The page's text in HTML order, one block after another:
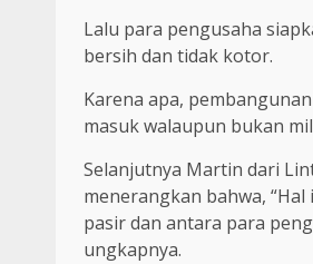
Lalu para pengusaha
bersih dan tidak kotor.
Karena apa,
masuk walaupun bukan
Selanjutnya Martin dari
menerangkan bahwa,
pasir dan antara para
ungkapnya.